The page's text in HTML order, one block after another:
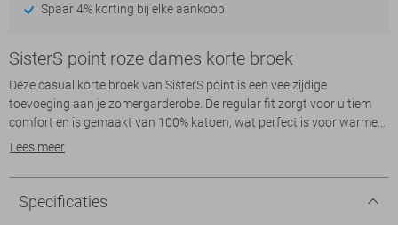
Spaar 4% korting bij elke aankoop
SisterS point roze dames korte broek
Deze casual korte broek van SisterS point is een veelzijdige
toevoeging aan je zomergarderobe. De regular fit zorgt voor ultiem
comfort en is gemaakt van 100% katoen, wat perfect is voor warme
dagen. De lichtroze kleur met wit streepje geeft een frisse uitstraling
detail toe. Het strikkoord in de taille biedt niet alleen een praktische
sluiting, maar accentueert ook de comfortabele pasvorm.
Lees meer
Specificaties